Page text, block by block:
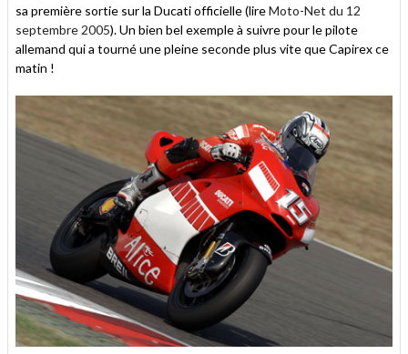
sa première sortie sur la Ducati officielle (lireMoto-Net du 12
septembre 2005). Un bien bel exemple à suivre pour le pilote
allemand qui a tourné une pleine seconde plus vite que Capirex ce
matin !